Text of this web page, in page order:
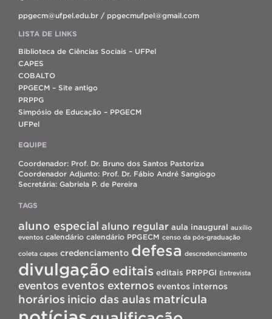
ppgecm@ufpel.edu.br / ppgecmufpel@gmail.com
LISTA DE LINKS
Biblioteca de Ciências Sociais – UFPel
CAPES
COBALTO
PPGECM – Site antigo
PRPPG
Simpósio de Educação – PPGECM
UFPel
EQUIPE
Coordenador: Prof. Dr. Bruno dos Santos Pastoriza
Coordenador Adjunto: Prof. Dr. Fábio André Sangiogo
Secretária: Gabriela P. de Pereira
TAGS
aluno especial aluno regular aula inaugural auxílio
eventos calendário calendário PPGECM censo da pós-graduação
coleta capes credenciamento defesa descredenciamento
divulgação editais editais PRPPGI Entrevista
eventos eventos externos eventos internos
horários inicio das aulas matrícula